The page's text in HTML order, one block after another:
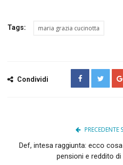
Tags: maria grazia cucinotta
Condividi
PRECEDENTE
Def, intesa raggiunta: ecco
pensioni e reddito